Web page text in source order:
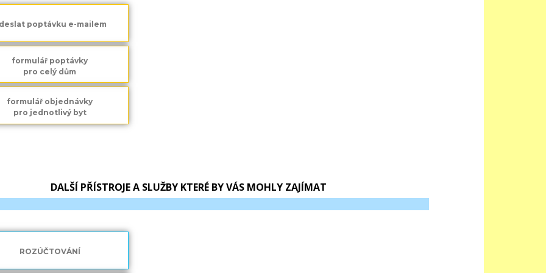
poptávku e-mailem
formulář poptávky
pro celý dům
formulář objednávky
pro jednotlivý byt
DALŠÍ PŘÍSTROJE A SLUŽBY KTERÉ BY VÁS MOHLY ZAJÍMAT
ROZÚČTOVÁNÍ